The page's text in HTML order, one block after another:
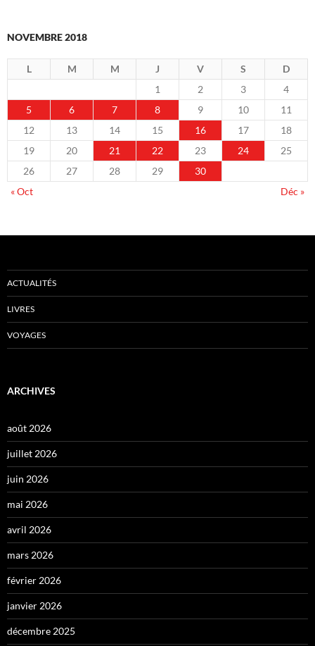
NOVEMBRE 2018
L M M J V S
D
1
2 3
4
5
6 7 8 9 10
11
12
13 14 15 16 17
18
19
20 21 22 23 24
25
26
27 28 29
30
« Oct
Déc »
ACTUALITÉS
LIVRES
VOYAGES
ARCHIVES
août 2026
juillet 2026
juin 2026
mai 2026
avril 2026
mars 2026
février 2026
janvier 2026
décembre 2025